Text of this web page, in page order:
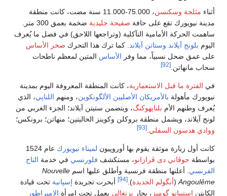
، 75.000-11.000 سنة مضت، كانت منطقة
جليدية
ضخمة بعمق 300 متر.
اللاحق) في فصل ما يُعرف
ترك هذا التحركصخر الأساس
المتين لمعظم ناطحات
المنطقة المعروفة اليوم بمدينة
الألگونكوين ، ومنهماللناپي، الذي
ستيتن آيلاند؛ الجزء الغربي من
الحاليتين؛ منهاتن؛ برونكس؛
لميناء نيويورك
عام 1524
فلورنسيفي خدمةالتاج
عليها اسمNouvelle
تجريدةإسپانيةتحت قيادة
يعمل تحت امرأة الامبراطور